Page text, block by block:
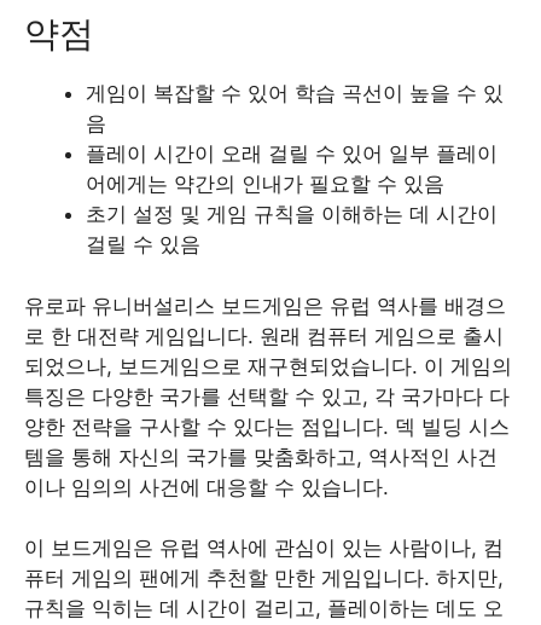
약점
게임이 복잡할 수 있어 학습 곡선이 높을 수 있
음
플레이 시간이 오래 걸릴 수 있어 일부 플레이
어에게는 약간의 인내가 필요할 수 있음
초기 설정 및 게임 규칙을 이해하는 데 시간이
걸릴 수 있음
유로파 유니버설리스 보드게임은 유럽 역사를 배경으
로 한 대전략 게임입니다. 원래 컴퓨터 게임으로 출시
되었으나, 보드게임으로 재구현되었습니다. 이 게임의
특징은 다양한 국가를 선택할 수 있고, 각 국가마다 다
양한 전략을 구사할 수 있다는 점입니다. 덱 빌딩 시스
템을 통해 자신의 국가를 맞춤화하고, 역사적인 사건
이나 임의의 사건에 대응할 수 있습니다.
이 보드게임은 유럽 역사에 관심이 있는 사람이나, 컴
퓨터 게임의 팬에게 추천할 만한 게임입니다. 하지만,
규칙을 익히는 데 시간이 걸리고, 플레이하는 데도 오